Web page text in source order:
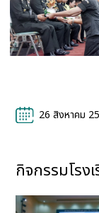
26 สิงหาคม
กิจกรรมโรง